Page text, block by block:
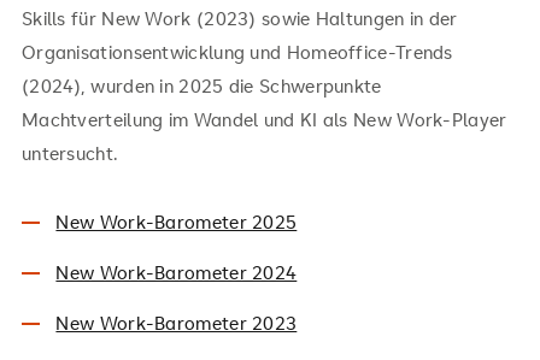
Skills für New Work (2023) sowie Haltungen in der
Organisationsentwicklung und Homeoffice-Trends
(2024), wurden in 2025 die Schwerpunkte
Machtverteilung im Wandel und KI als New Work-Player
untersucht.
New Work-Barometer 2025
New Work-Barometer 2024
New Work-Barometer 2023